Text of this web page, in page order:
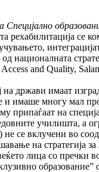
Специјално
рехабилитација се
and Quality,
држави имаат
и имаше многу мал
на
училишта, а
се вклучени во
на стратегија
лица со пречки